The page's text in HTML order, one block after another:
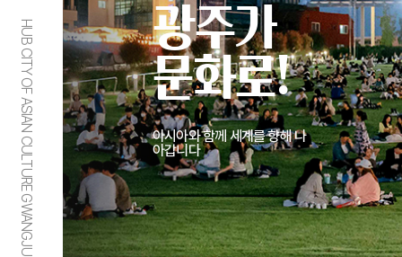
HUB CITY OF ASIAN CULTURE GWANGJU
광주가
문화로!
아시아와 함께 세계를 향해 나
아갑니다